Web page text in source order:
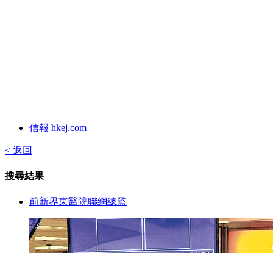
信報 hkej.com
< 返回
搜尋結果
前新界東醫院聯網總監